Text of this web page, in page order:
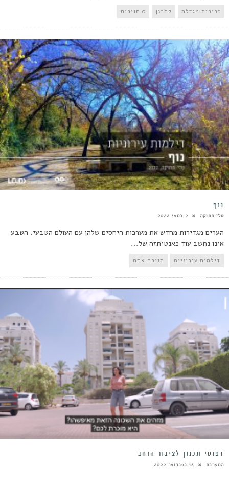
זכוכית מגדלת לתכנן 0 תגובות
נוף
טלי חתוקה 2 במאי 2022
הערים מגדירות מחדש את מערכות היחסים שלהן עם העולם הטבעי. הטבע
אינו נחשב עוד כאנטיתזה של...
דילמות עירוניות תגובה אחת
דפוסי תכנון לציבור הרחב
המערכת 14 בפברואר 2022